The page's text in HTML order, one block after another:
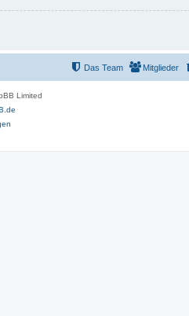
Mitglieder
Das Team
Limited